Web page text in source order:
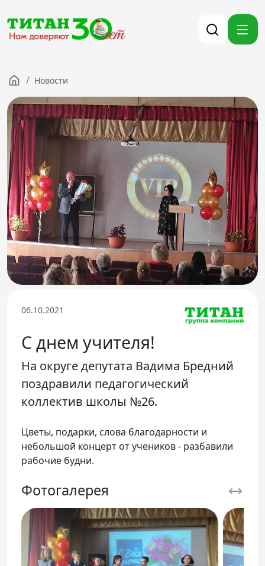
Компания
Партнерам
Тендеры
Новости
Контакты
Версия для слабовидящих
8 (3012) 411-099
Телефон доверия
/ Новости
06.10.2021
С днем учителя!
На округе депутата Вадима Бредний
поздравили педагогический
коллектив школы №26.
Цветы, подарки, слова благодарности и
небольшой концерт от учеников - разбавили
рабочие будни.
Фотогалерея